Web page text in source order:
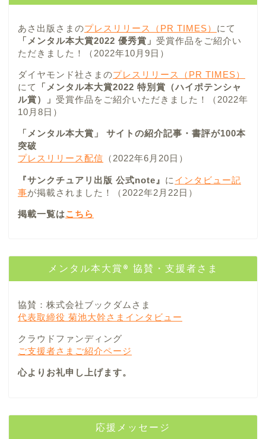
あさ出版さまのプレスリリース（PR TIMES） にて
「メンタル本大賞2022 優秀賞」 受賞作品をご紹介い
ただきました！（2022年10月9日）
ダイヤモンド社さまのプレスリリース（PR TIMES）
にて
「メンタル本大賞2022 特別賞（ハイポテンシャ
ル賞）」 受賞作品をご紹介いただきました！（2022年
10月8日）
「メンタル本大賞」 サイトの紹介記事・書評が100本
突破
プレスリリース配信 （2022年6月20日）
『サンクチュアリ出版 公式note』 に インタビュー記
事が掲載されました！（2022年2月22日）
掲載一覧はこちら
メンタル本大賞® 協賛・支援者さま
協賛：株式会社ブックダムさま
代表取締役 菊池大幹さまインタビュー
クラウドファンディング
ご支援者さまご紹介ページ
心よりお礼申し上げます。
応援メッセージ